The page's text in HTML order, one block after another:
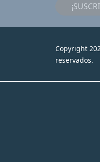
Copyright
reservados.